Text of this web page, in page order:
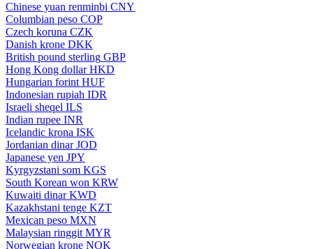
Chinese yuan renminbi CNY
Columbian peso COP
Czech koruna CZK
Danish krone DKK
British pound sterling GBP
Hong Kong dollar HKD
Hungarian forint HUF
Indonesian rupiah IDR
Israeli sheqel ILS
Indian rupee INR
Icelandic krona ISK
Jordanian dinar JOD
Japanese yen JPY
Kyrgyzstani som KGS
South Korean won KRW
Kuwaiti dinar KWD
Kazakhstani tenge KZT
Mexican peso MXN
Malaysian ringgit MYR
Norwegian krone NOK